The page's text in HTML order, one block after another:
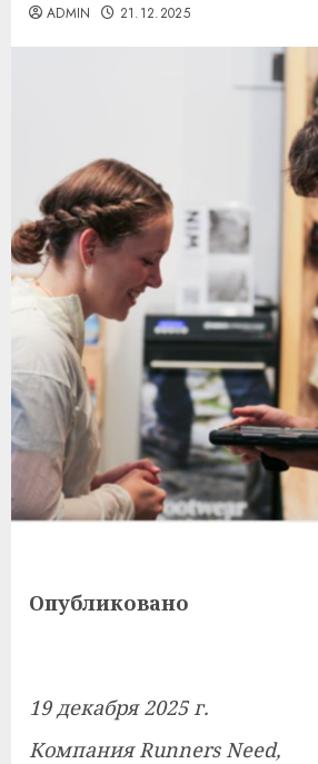
ADMIN 21.12.2025
Опубликовано
19 декабря 2025 г.
Компания Runners Need,